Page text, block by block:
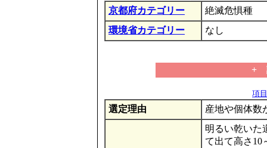
京都府カテゴリー
絶滅危惧種
環境省カテゴリー
なし
+
項
選定理由 産地や個体数
明るい乾いた
て出て高さ10